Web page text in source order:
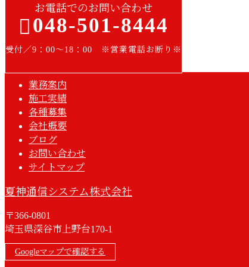
お電話でのお問い合わせ
048-501-8444
受付／9：00～18：00 ※営業電話お断り※
業務案内
施工実績
各種募集
会社概要
ブログ
お問い合わせ
サイトマップ
夏神通信システム株式会社
〒366-0801
埼玉県深谷市上野台170-1
Googleマップで確認する